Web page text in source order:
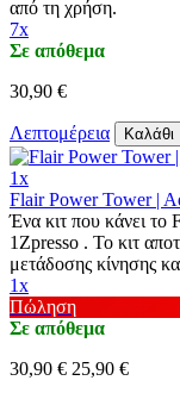
από τη χρήση.
7x
Σε απόθεμα
30,90 €
Λεπτομέρεια Καλάθι
1x
Flair Power Tower |
Ένα κιτ που κάνει
1Zpresso . Το κιτ
μετάδοσης κίνησης
1x
Πώληση
Σε απόθεμα
30,90 € 25,90 €